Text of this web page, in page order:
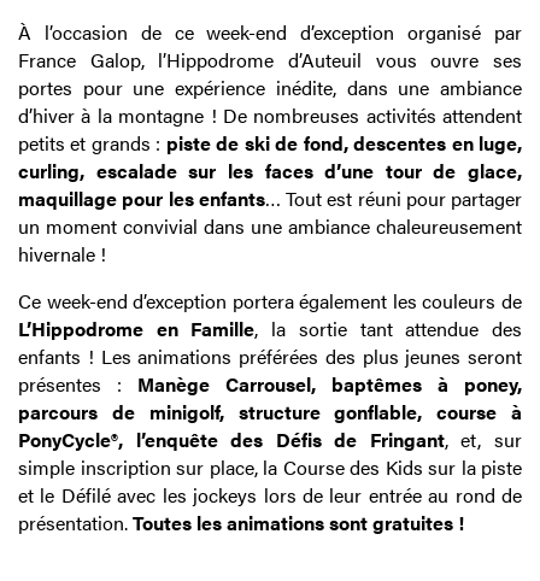
À l’occasion de ce week-end d’exception organisé par
France Galop, l’Hippodrome d’Auteuil vous ouvre ses
portes pour une expérience inédite, dans une ambiance
d’hiver à la montagne ! De nombreuses activités attendent
petits et grands : piste de ski de fond, descentes en luge,
curling, escalade sur les faces d’une tour de glace,
maquillage pour les enfants… Tout est réuni pour partager
un moment convivial dans une ambiance chaleureusement
hivernale !
Ce week-end d’exception portera également les couleurs de
L’Hippodrome en Famille, la sortie tant attendue des
enfants ! Les animations préférées des plus jeunes seront
présentes : Manège Carrousel, baptêmes à poney,
parcours de minigolf, structure gonflable, course à
PonyCycle®, l’enquête des Défis de Fringant, et, sur
simple inscription sur place, la Course des Kids sur la piste
et le Défilé avec les jockeys lors de leur entrée au rond de
présentation.Toutes les animations sont gratuites !